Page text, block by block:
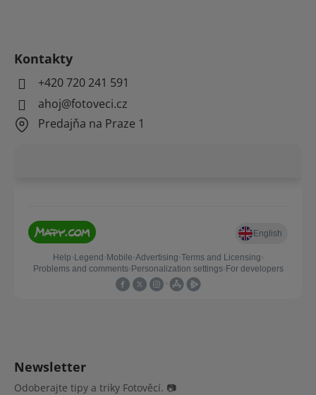
Kontakty
+420 720 241 591
ahoj@fotoveci.cz
Predajňa na Praze 1
Newsletter
Odoberajte tipy a triky Fotověcí. 📷